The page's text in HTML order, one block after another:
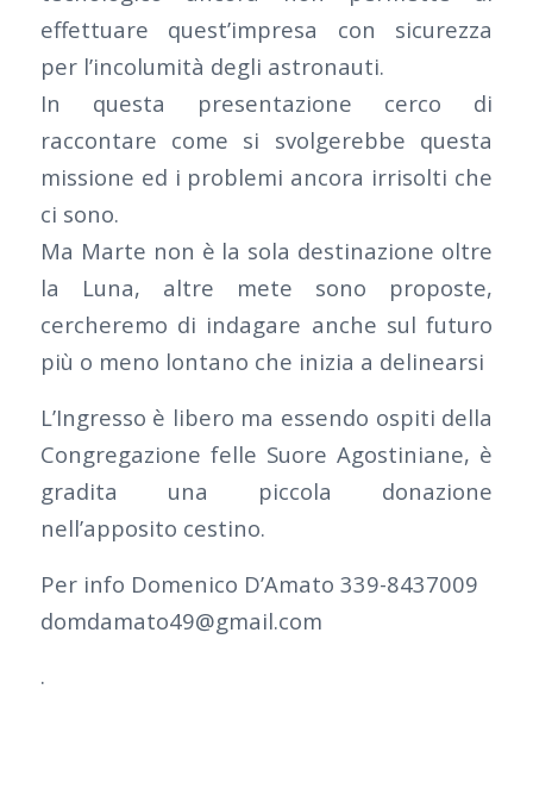
effettuare quest’impresa con sicurezza
per l’incolumità degli astronauti.
In questa presentazione cerco di
raccontare come si svolgerebbe questa
missione ed i problemi ancora irrisolti che
ci sono.
Ma Marte non è la sola destinazione oltre
la Luna, altre mete sono proposte,
cercheremo di indagare anche sul futuro
più o meno lontano che inizia a delinearsi
L’Ingresso è libero ma essendo ospiti della
Congregazione felle Suore Agostiniane, è
gradita una piccola donazione
nell’apposito cestino.
Per info Domenico D’Amato 339-8437009
domdamato49@gmail.com
.